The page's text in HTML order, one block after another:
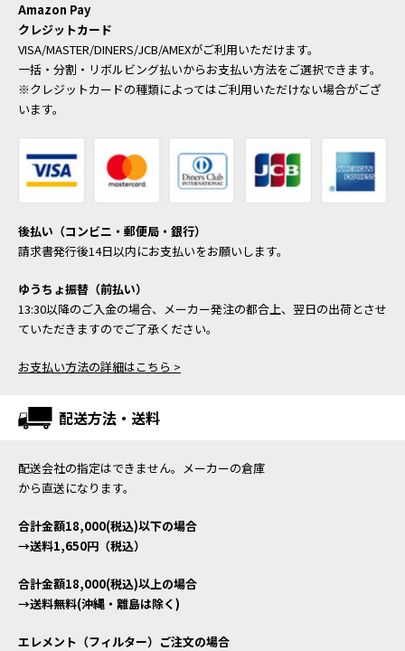
Amazon Pay
クレジットカード
VISA/MASTER/DINERS/JCB/AMEXがご利用いただけます。
一括・分割・リボルビング払いからお支払い方法をご選択できます。
※クレジットカードの種類によってはご利用いただけない場合がござ
います。
後払い（コンビニ・郵便局・銀行）
請求書発行後14日以内にお支払いをお願いします。
ゆうちょ振替（前払い）
13:30以降のご入金の場合、メーカー発注の都合上、翌日の出荷とさせ
ていただきますのでご了承ください。
お支払い方法の詳細はこちら >
配送方法・送料
配送会社の指定はできません。メーカーの倉庫
から直送になります。
合計金額18,000(税込)以下の場合
→送料1,650円（税込）
合計金額18,000(税込)以上の場合
→送料無料(沖縄・離島は除く)
エレメント（フィルター）ご注文の場合